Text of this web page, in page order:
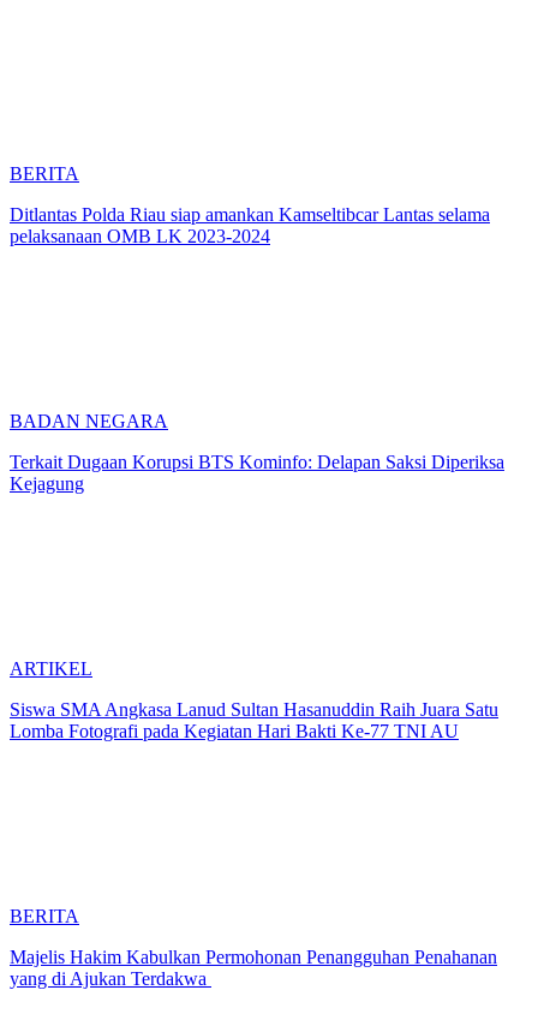
BERITA
Ditlantas Polda Riau siap amankan Kamseltibcar Lantas selama
pelaksanaan OMB LK 2023-2024
BADAN NEGARA
Terkait Dugaan Korupsi BTS Kominfo: Delapan Saksi Diperiksa
Kejagung
ARTIKEL
Siswa SMA Angkasa Lanud Sultan Hasanuddin Raih Juara Satu
Lomba Fotografi pada Kegiatan Hari Bakti Ke-77 TNI AU
BERITA
Majelis Hakim Kabulkan Permohonan Penangguhan Penahanan
yang di Ajukan Terdakwa